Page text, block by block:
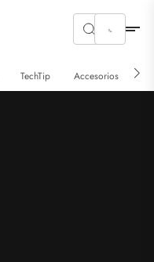
TechTip Accesorios